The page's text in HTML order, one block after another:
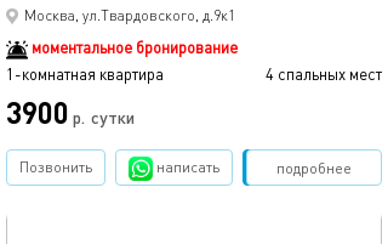
Москва, ул.Твардовского, д.9к1
моментальное бронирование
1-комнатная квартира
4 спальных мест
3900 р. сутки
подробнее
Позвонить написать Забронировать